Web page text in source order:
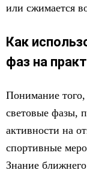
или сжимается
Как
фаз на
Понимание того,
световые фазы,
активности на
спортивные
Знание